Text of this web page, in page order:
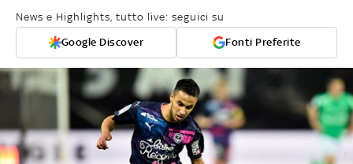
News e Highlights, tutto live: seguici su
Google Discover Fonti Preferite